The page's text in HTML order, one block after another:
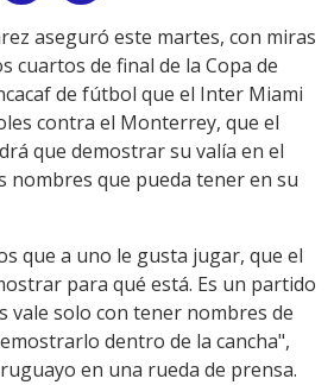
Link
aseguró este martes, con miras
cuartos de final de la Copa de
de fútbol que el Inter Miami
contra el Monterrey, que el
que demostrar su valía en el
nombres que pueda tener en su
que a uno le gusta jugar, que el
para qué está. Es un partido
vale solo con tener nombres de
dentro de la cancha",
en una rueda de prensa.